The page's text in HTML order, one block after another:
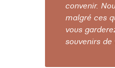
convenir.
malgré ces
vous
souvenirs de